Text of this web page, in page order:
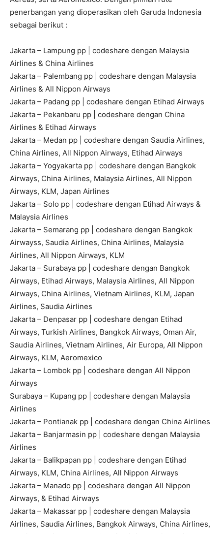
penerbangan yang dioperasikan oleh Garuda Indonesia
sebagai berikut :
Jakarta – Lampung pp | codeshare dengan Malaysia
Airlines & China Airlines
Jakarta – Palembang pp | codeshare dengan Malaysia
Airlines & All Nippon Airways
Jakarta – Padang pp | codeshare dengan Etihad Airways
Jakarta – Pekanbaru pp | codeshare dengan China
Airlines & Etihad Airways
Jakarta – Medan pp | codeshare dengan Saudia Airlines,
China Airlines, All Nippon Airways, Etihad Airways
Jakarta – Yogyakarta pp | codeshare dengan Bangkok
Airways, China Airlines, Malaysia Airlines, All Nippon
Airways, KLM, Japan Airlines
Jakarta – Solo pp | codeshare dengan Etihad Airways &
Malaysia Airlines
Jakarta – Semarang pp | codeshare dengan Bangkok
Airwayss, Saudia Airlines, China Airlines, Malaysia
Airlines, All Nippon Airways, KLM
Jakarta – Surabaya pp | codeshare dengan Bangkok
Airways, Etihad Airways, Malaysia Airlines, All Nippon
Airways, China Airlines, Vietnam Airlines, KLM, Japan
Airlines, Saudia Airlines
Jakarta – Denpasar pp | codeshare dengan Etihad
Airways, Turkish Airlines, Bangkok Airways, Oman Air,
Saudia Airlines, Vietnam Airlines, Air Europa, All Nippon
Airways, KLM, Aeromexico
Jakarta – Lombok pp | codeshare dengan All Nippon
Airways
Surabaya – Kupang pp | codeshare dengan Malaysia
Airlines
Jakarta – Pontianak pp | codeshare dengan China Airlines
Jakarta – Banjarmasin pp | codeshare dengan Malaysia
Airlines
Jakarta – Balikpapan pp | codeshare dengan Etihad
Airways, KLM, China Airlines, All Nippon Airways
Jakarta – Manado pp | codeshare dengan All Nippon
Airways, & Etihad Airways
Jakarta – Makassar pp | codeshare dengan Malaysia
Airlines, Saudia Airlines, Bangkok Airways, China Airlines,